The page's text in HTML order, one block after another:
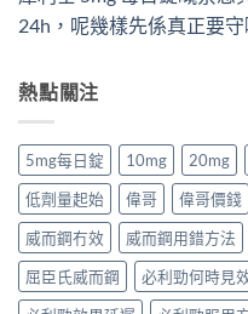
24h，呢幾樣先係真正要
熱點關注
5mg每日錠 10mg 20mg
低劑量起始
偉哥 偉哥價錢
威而鋼冇效
威而鋼用錯方法
屈臣氏威而鋼
必利勁何時見